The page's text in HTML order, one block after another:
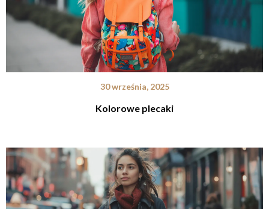
30 września, 2025
Kolorowe plecaki